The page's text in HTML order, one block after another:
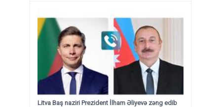
Litva Baş naziri Prezident İlham Əliyevə zəng edib